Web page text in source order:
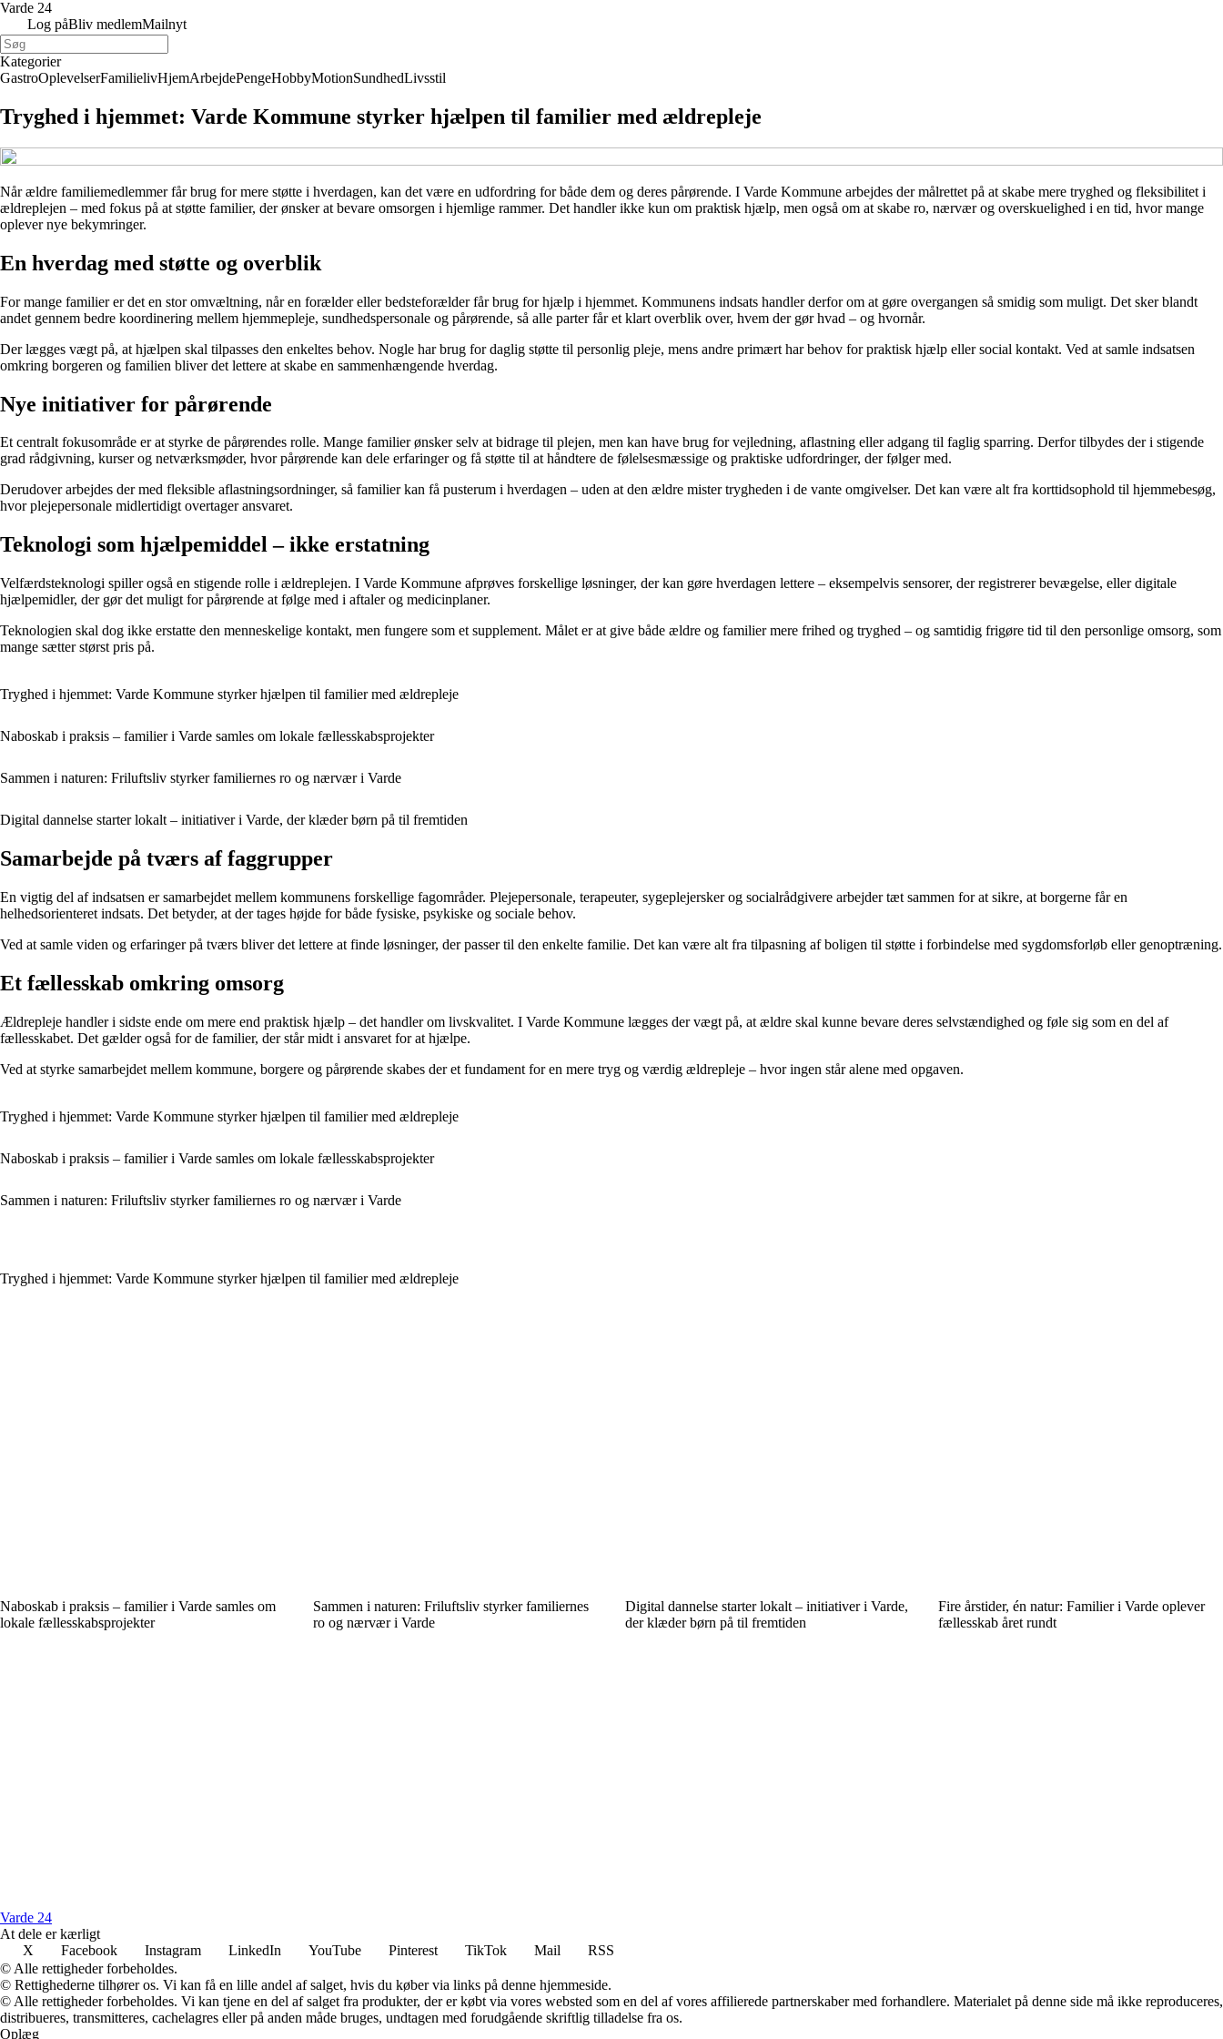
Varde 24
Log påBliv medlemMailnyt
Kategorier
GastroOplevelserFamilielivHjemArbejdePengeHobbyMotionSundhedLivsstil
Tryghed i hjemmet: Varde Kommune styrker hjælpen til familier med ældrepleje
Når ældre familiemedlemmer får brug for mere støtte i hverdagen, kan det være en udfordring for både dem og deres pårørende. I Varde Kommune arbejdes der målrettet på at skabe mere tryghed og fleksibilitet i
ældreplejen – med fokus på at støtte familier, der ønsker at bevare omsorgen i hjemlige rammer. Det handler ikke kun om praktisk hjælp, men også om at skabe ro, nærvær og overskuelighed i en tid, hvor mange
oplever nye bekymringer.
En hverdag med støtte og overblik
For mange familier er det en stor omvæltning, når en forælder eller bedsteforælder får brug for hjælp i hjemmet. Kommunens indsats handler derfor om at gøre overgangen så smidig som muligt. Det sker blandt
andet gennem bedre koordinering mellem hjemmepleje, sundhedspersonale og pårørende, så alle parter får et klart overblik over, hvem der gør hvad – og hvornår.
Der lægges vægt på, at hjælpen skal tilpasses den enkeltes behov. Nogle har brug for daglig støtte til personlig pleje, mens andre primært har behov for praktisk hjælp eller social kontakt. Ved at samle indsatsen
omkring borgeren og familien bliver det lettere at skabe en sammenhængende hverdag.
Nye initiativer for pårørende
Et centralt fokusområde er at styrke de pårørendes rolle. Mange familier ønsker selv at bidrage til plejen, men kan have brug for vejledning, aflastning eller adgang til faglig sparring. Derfor tilbydes der i stigende
grad rådgivning, kurser og netværksmøder, hvor pårørende kan dele erfaringer og få støtte til at håndtere de følelsesmæssige og praktiske udfordringer, der følger med.
Derudover arbejdes der med fleksible aflastningsordninger, så familier kan få pusterum i hverdagen – uden at den ældre mister trygheden i de vante omgivelser. Det kan være alt fra korttidsophold til hjemmebesøg,
hvor plejepersonale midlertidigt overtager ansvaret.
Teknologi som hjælpemiddel – ikke erstatning
Velfærdsteknologi spiller også en stigende rolle i ældreplejen. I Varde Kommune afprøves forskellige løsninger, der kan gøre hverdagen lettere – eksempelvis sensorer, der registrerer bevægelse, eller digitale
hjælpemidler, der gør det muligt for pårørende at følge med i aftaler og medicinplaner.
Teknologien skal dog ikke erstatte den menneskelige kontakt, men fungere som et supplement. Målet er at give både ældre og familier mere frihed og tryghed – og samtidig frigøre tid til den personlige omsorg, som
mange sætter størst pris på.
Tryghed i hjemmet: Varde Kommune styrker hjælpen til familier med ældrepleje
Naboskab i praksis – familier i Varde samles om lokale fællesskabsprojekter
Sammen i naturen: Friluftsliv styrker familiernes ro og nærvær i Varde
Digital dannelse starter lokalt – initiativer i Varde, der klæder børn på til fremtiden
Samarbejde på tværs af faggrupper
En vigtig del af indsatsen er samarbejdet mellem kommunens forskellige fagområder. Plejepersonale, terapeuter, sygeplejersker og socialrådgivere arbejder tæt sammen for at sikre, at borgerne får en
helhedsorienteret indsats. Det betyder, at der tages højde for både fysiske, psykiske og sociale behov.
Ved at samle viden og erfaringer på tværs bliver det lettere at finde løsninger, der passer til den enkelte familie. Det kan være alt fra tilpasning af boligen til støtte i forbindelse med sygdomsforløb eller genoptræning.
Et fællesskab omkring omsorg
Ældrepleje handler i sidste ende om mere end praktisk hjælp – det handler om livskvalitet. I Varde Kommune lægges der vægt på, at ældre skal kunne bevare deres selvstændighed og føle sig som en del af
fællesskabet. Det gælder også for de familier, der står midt i ansvaret for at hjælpe.
Ved at styrke samarbejdet mellem kommune, borgere og pårørende skabes der et fundament for en mere tryg og værdig ældrepleje – hvor ingen står alene med opgaven.
Tryghed i hjemmet: Varde Kommune styrker hjælpen til familier med ældrepleje
Naboskab i praksis – familier i Varde samles om lokale fællesskabsprojekter
Sammen i naturen: Friluftsliv styrker familiernes ro og nærvær i Varde
Tryghed i hjemmet: Varde Kommune styrker hjælpen til familier med ældrepleje
Naboskab i praksis – familier i Varde samles om
lokale fællesskabsprojekter
Sammen i naturen: Friluftsliv styrker familiernes
ro og nærvær i Varde
Digital dannelse starter lokalt – initiativer i Varde,
der klæder børn på til fremtiden
Fire årstider, én natur: Familier i Varde oplever
fællesskab året rundt
Varde 24
At dele er kærligt
X
Facebook Instagram LinkedIn YouTube Pinterest TikTok Mail
RSS
© Alle rettigheder forbeholdes.
© Rettighederne tilhører os. Vi kan få en lille andel af salget, hvis du køber via links på denne hjemmeside.
© Alle rettigheder forbeholdes. Vi kan tjene en del af salget fra produkter, der er købt via vores websted som en del af vores affilierede partnerskaber med forhandlere. Materialet på denne side må ikke reproduceres,
distribueres, transmitteres, cachelagres eller på anden måde bruges, undtagen med forudgående skriftlig tilladelse fra os.
Oplæg